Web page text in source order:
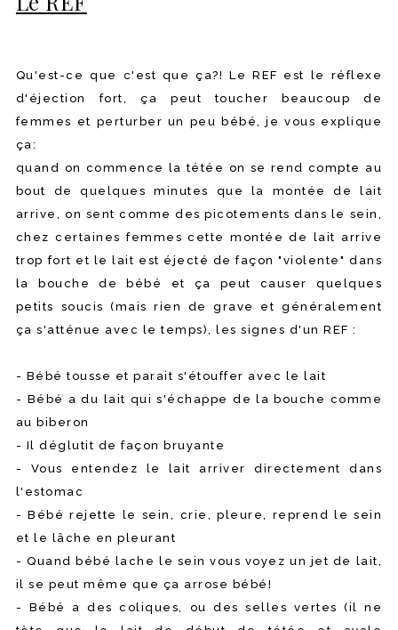
Qu'est-ce que c'est que ça?! Le REF est le réflexe
d'éjection fort, ça peut toucher beaucoup de
femmes et perturber un peu bébé, je vous explique
ça:
quand on commence la tétée on se rend compte au
bout de quelques minutes que la montée de lait
arrive, on sent comme des picotements dans le sein,
chez certaines femmes cette montée de lait arrive
trop fort et le lait est éjecté de façon "violente" dans
la bouche de bébé et ça peut causer quelques
petits soucis (mais rien de grave et généralement
ça s'atténue avec le temps), les signes d'un REF :
- Bébé tousse et parait s'étouffer avec le lait
- Bébé a du lait qui s'échappe de la bouche comme
au biberon
- Il déglutit de façon bruyante
- Vous entendez le lait arriver directement dans
l'estomac
- Bébé rejette le sein, crie, pleure, reprend le sein
et le lâche en pleurant
- Quand bébé lache le sein vous voyez un jet de lait,
il se peut même que ça arrose bébé!
- Bébé a des coliques, ou des selles vertes (il ne